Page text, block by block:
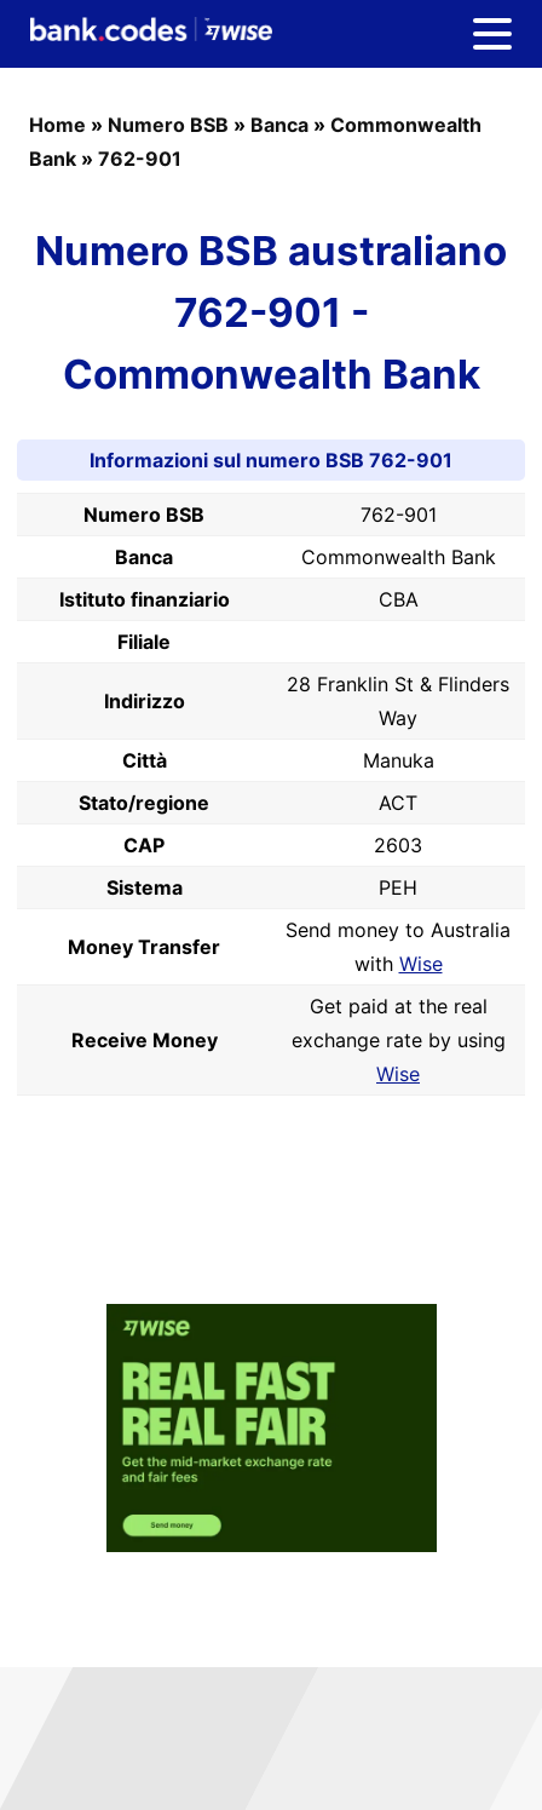
Home » Numero BSB » Banca » Commonwealth
Bank » 762-901
Numero BSB australiano
762-901 -
Commonwealth Bank
Informazioni sul numero BSB 762-901
Numero BSB
762-901
Banca
Commonwealth Bank
Istituto finanziario
CBA
Filiale
Indirizzo
28 Franklin St & Flinders
Way
Città
Manuka
Stato/regione
ACT
CAP
2603
Sistema
PEH
Money Transfer
Send money to Australia
with Wise
Receive Money
Get paid at the real
exchange rate by using
Wise